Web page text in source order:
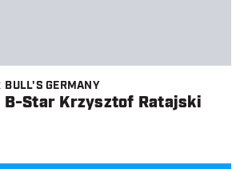
: BULL'S GERMANY
B-Star Krzysztof Ratajski